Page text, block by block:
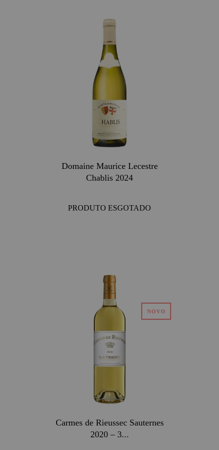
Domaine Maurice Lecestre
Chablis 2024
PRODUTO ESGOTADO
Carmes de Rieussec Sauternes
2020 – 3...